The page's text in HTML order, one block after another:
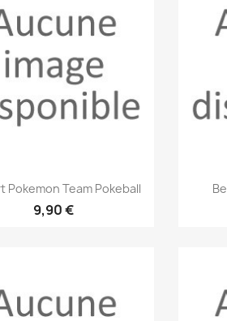
Aperçu rapide
Pokemon Team Pokeball
9,90 €